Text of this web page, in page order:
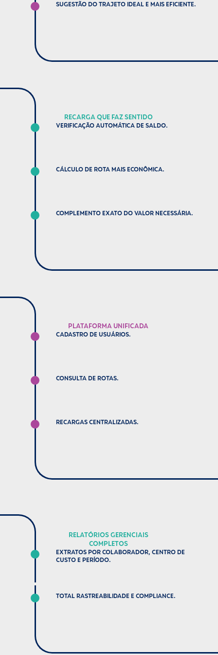
SUGESTÃO DO TRAJETO IDEAL E MAIS EFICIENTE.
RECARGA QUE FAZ SENTIDO
VERIFICAÇÃO AUTOMÁTICA DE SALDO.
CÁLCULO DE ROTA MAIS ECONÔMICA.
COMPLEMENTO EXATO DO VALOR NECESSÁRIA.
PLATAFORMA UNIFICADA
CADASTRO DE USUÁRIOS.
CONSULTA DE ROTAS.
RECARGAS CENTRALIZADAS.
RELATÓRIOS GERENCIAIS
COMPLETOS
EXTRATOS POR COLABORADOR, CENTRO DE
CUSTO E PERÍODO.
TOTAL RASTREABILIDADE E COMPLIANCE.